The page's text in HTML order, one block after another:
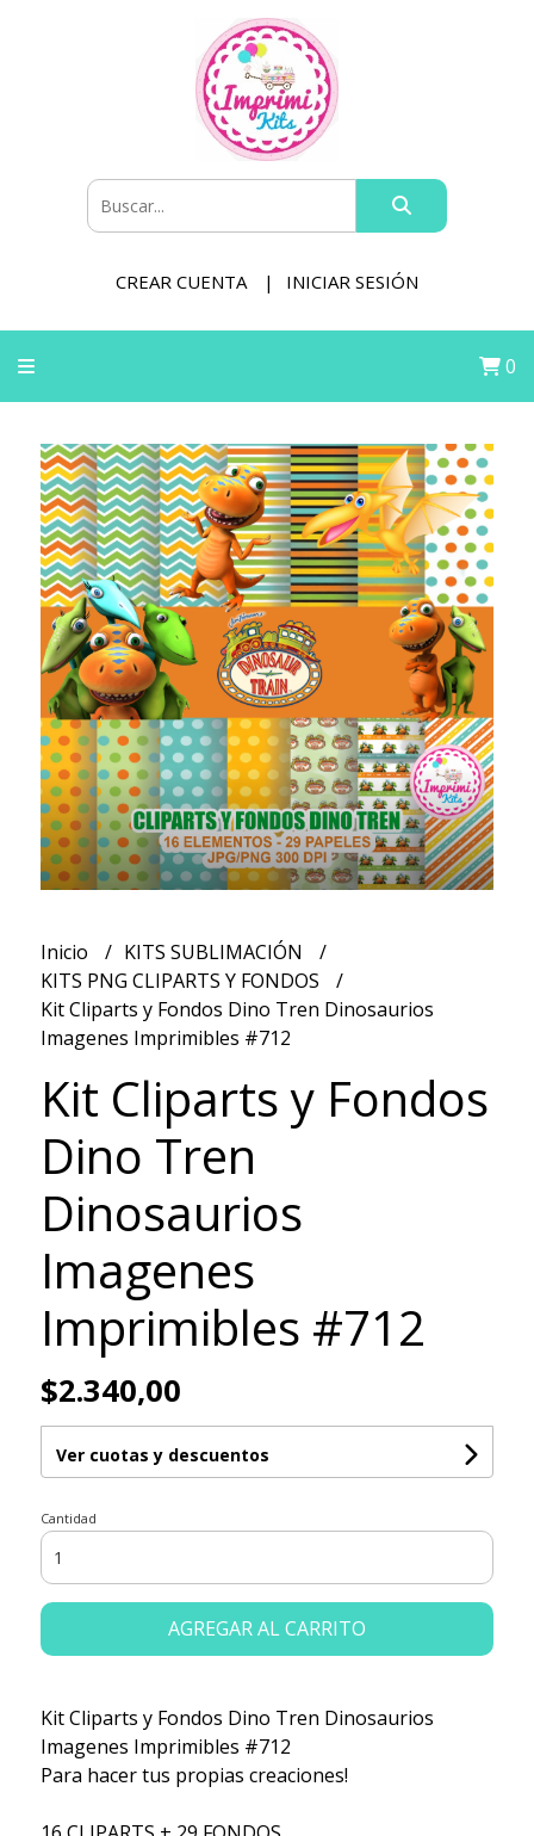
CREAR CUENTA INICIAR SESIÓN
0
Inicio
KITS SUBLIMACIÓN
KITS PNG CLIPARTS Y FONDOS
Kit Cliparts y Fondos Dino Tren Dinosaurios
Imagenes Imprimibles #712
Kit Cliparts y Fondos
Dino Tren
Dinosaurios
Imagenes
Imprimibles #712
$2.340,00
Ver cuotas y descuentos
Cantidad
AGREGAR AL CARRITO
Kit Cliparts y Fondos Dino Tren Dinosaurios
Imagenes Imprimibles #712
Para hacer tus propias creaciones!